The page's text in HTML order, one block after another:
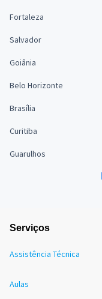
Fortaleza
Salvador
Goiânia
Belo Horizonte
Brasília
Curitiba
Guarulhos
Serviços
Assistência Técnica
Aulas